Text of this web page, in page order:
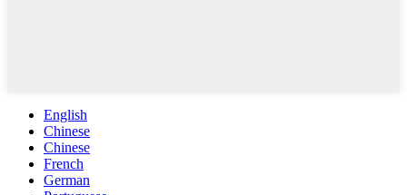
English
Chinese
Chinese
French
German